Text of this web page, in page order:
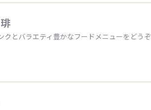
クとバラエティ豊かなフードメニューをどうぞ